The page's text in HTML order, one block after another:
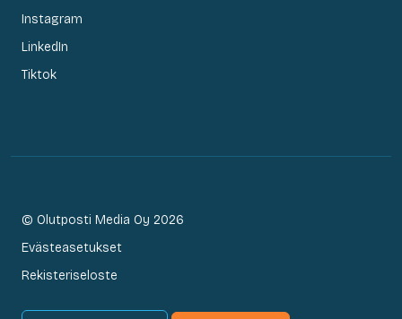
Instagram
LinkedIn
Tiktok
© Olutposti Media Oy 2026
Evästeasetukset
Rekisteriseloste